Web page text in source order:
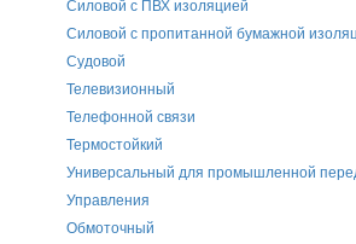
Силовой с ПВХ изоляцией
Силовой с пропитанной бумажной
Судовой
Телевизионный
Телефонной связи
Термостойкий
Универсальный для промышленной
Управления
Обмоточный